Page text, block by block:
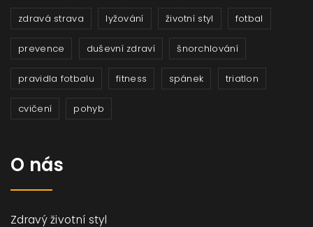
zdravá strava lyžování životní styl fotbal
prevence duševní zdraví šnorchlování
pravidla fotbalu fitness spánek triatlon
cvičení pohyb
O nás
Zdravý životní styl